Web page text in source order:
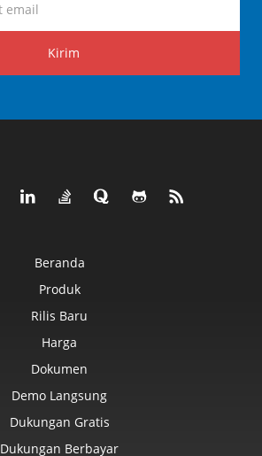
Kirim
Beranda
Produk
Rilis Baru
Harga
Dokumen
Demo Langsung
Dukungan Gratis
Dukungan Berbayar